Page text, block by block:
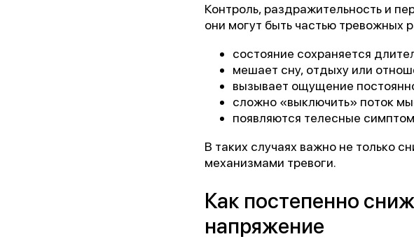
Контроль, раздражительность и
они могут быть частью тревожных
состояние сохраняется
мешает сну, отдыху или
вызывает ощущение
сложно «выключить» поток
появляются телесные
В таких случаях важно не только
механизмами тревоги.
Как постепенно
напряжение